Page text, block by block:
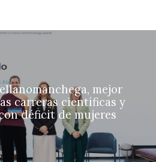
mejor
carreras científicas y
déficit de mujeres